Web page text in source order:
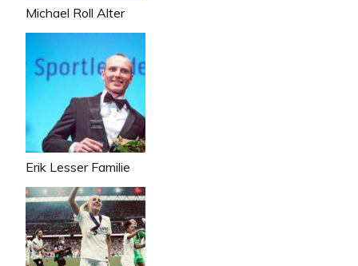
Michael Roll Alter
Erik Lesser Familie